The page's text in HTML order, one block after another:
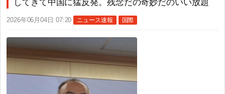
してきて中国に猛反発。残念だの奇妙だのいい放題
2026年06月04日 07:20 ニュース速報 国際